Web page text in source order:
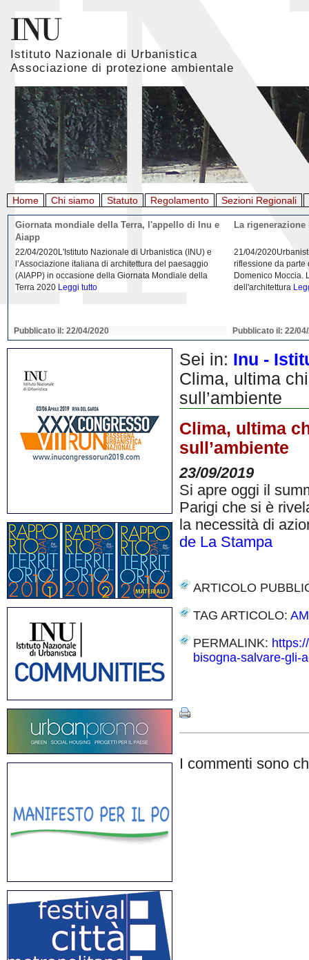
Istituto Nazionale di Urbanistica
Associazione di protezione ambientale
Home Chi siamo Statuto Regolamento Sezioni Regionali
Giornata mondiale della Terra, l'appello di Inu e
Aiapp
22/04/2020L'Istituto Nazionale di Urbanistica (INU) e
l’Associazione italiana di architettura del paesaggio
(AIAPP) in occasione della Giornata Mondiale della
Terra 2020 Leggi tutto
Pubblicato il: 22/04/2020
La
21/04/
riflessione da parte
Domenico Moccia.
dell'architettura
Pubblicato il: 22/
Sei in: Inu -
Clima, ultima
sull’ambiente
Clima, ultima
sull’ambiente
23/09/2019
Si apre oggi il
Parigi che si è
la necessità di
de La Stampa
ARTICOLO
TAG ARTICOLO:
PERMALINK:
bisogna-salvare-gli-
I commenti sono